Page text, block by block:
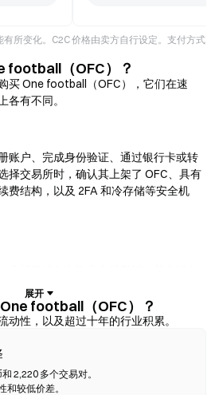
所变化。C2C 价格由卖方自行设定。支付方式
football（OFC）？
买 One football（OFC），它们在速
各有不同。
账户、完成身份验证、通过银行卡或转
择交易所时，确认其上架了 OFC、具有
费结构，以及 2FA 和冷存储等安全机
还支持法币入金，无需先经过交易所即
必备份助记词，并在确认任何交易前核
DEX 通过智能合约在链上执行兑换，无
football（OFC）？
动性，以及超过十年的行业积累。
2,220 多个交易对。
和较低价差。